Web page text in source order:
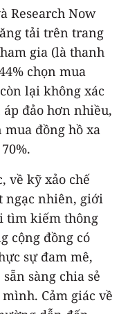
Research Now
tải trên trang
gia (là thanh
chọn mua
lại không xác
áp đảo hơn nhiều,
đồng hồ xa
về kỹ xảo chế
ngạc nhiên, giới
tìm kiếm thông
cộng đồng có
sự đam mê,
sàng chia sẻ
Cảm giác về